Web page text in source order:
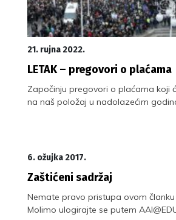
21. rujna 2022.
LETAK – pregovori o plaćama
Započinju pregovori o plaćama koji
na naš položaj u nadolazećim
6. ožujka 2017.
Zaštićeni sadržaj
Nemate pravo pristupa ovom članku
Molimo ulogirajte se putem